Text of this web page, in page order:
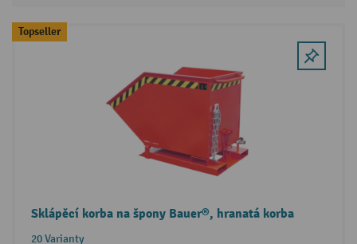
Topseller
Sklápěcí korba na špony Bauer®, hranatá korba
20 Varianty